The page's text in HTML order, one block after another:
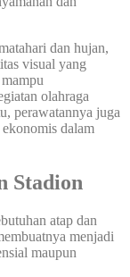
dan hujan,
visual yang
olahraga
perawatannya juga
dalam
Stadion
atap dan
menjadi
maupun